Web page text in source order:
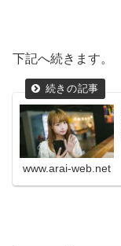
下記へ続きます。
www.arai-web.net